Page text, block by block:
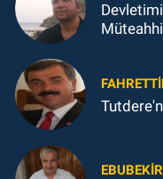
Devletimiz